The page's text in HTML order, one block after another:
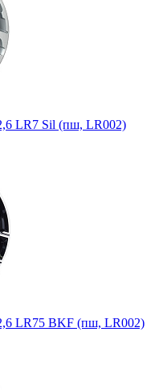
LR7 Sil (пш, LR002)
LR75 BKF (пш, LR002)